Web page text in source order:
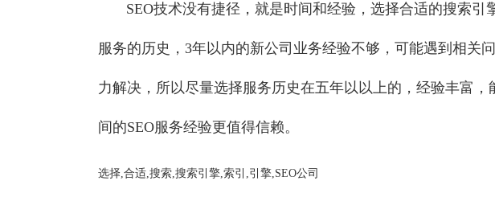
SEO技术没有捷径，就是时间和经验，选择合适的搜索引
服务的历史，3年以内的新公司业务经验不够，可能遇到相关
力解决，所以尽量选择服务历史在五年以以上的，经验丰富
间的SEO服务经验更值得信赖。
选择,合适,搜索,搜索引擎,索引,引擎,SEO公司